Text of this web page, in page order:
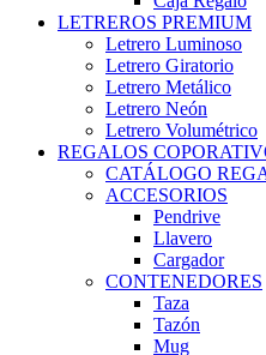
LETREROS PREMIUM
Letrero Luminoso
Letrero Giratorio
Letrero Metálico
Letrero Neón
Letrero Volumétrico
REGALOS
CATÁLOGO
ACCESORIOS
Pendrive
Llavero
Cargador
CONTENEDORES
Taza
Tazón
Mug